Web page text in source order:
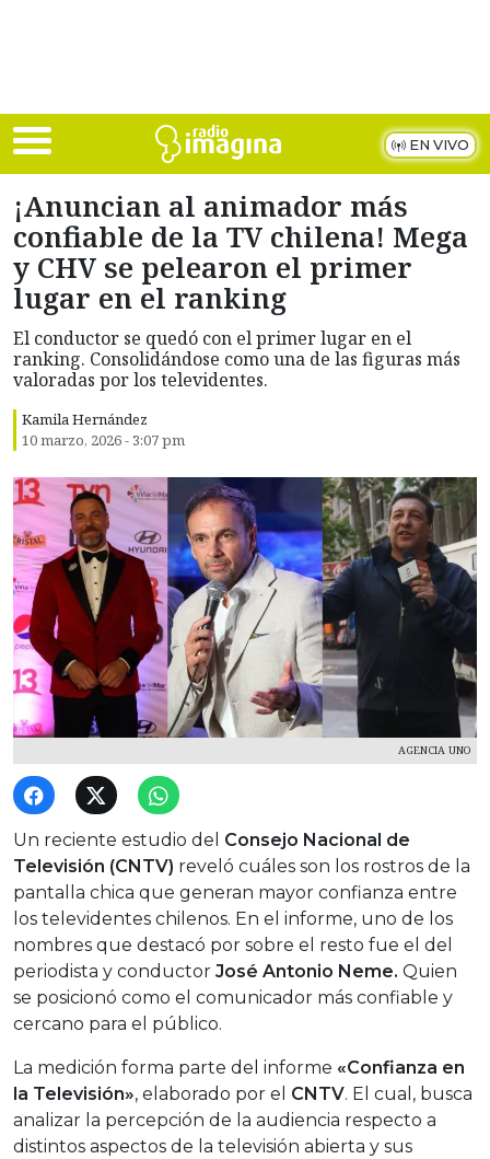
EN VIVO
¡Anuncian al animador más
confiable de la TV chilena! Mega
y CHV se pelearon el primer
lugar en el ranking
El conductor se quedó con el primer lugar en el
ranking. Consolidándose como una de las figuras más
valoradas por los televidentes.
Kamila Hernández
10 marzo, 2026 - 3:07 pm
AGENCIA UNO
Un reciente estudio del Consejo Nacional de
Televisión (CNTV) reveló cuáles son los rostros de la
pantalla chica que generan mayor confianza entre
los televidentes chilenos. En el informe, uno de los
nombres que destacó por sobre el resto fue el del
periodista y conductor José Antonio Neme. Quien
se posicionó como el comunicador más confiable y
cercano para el público.
La medición forma parte del informe «Confianza en
la Televisión», elaborado por el CNTV. El cual, busca
analizar la percepción de la audiencia respecto a
distintos aspectos de la televisión abierta y sus